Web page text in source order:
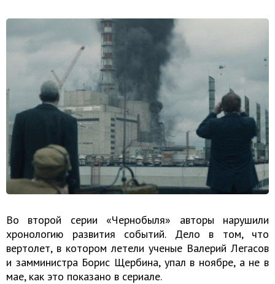
Во второй серии «Чернобыля» авторы нарушили
хронологию развития событий. Дело в том, что
вертолет, в котором летели ученые Валерий Легасов
и замминистра Борис Щербина, упал в ноябре, а не в
мае, как это показано в сериале.